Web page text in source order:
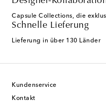
Capsule Collections, die
Schnelle Lieferung
Lieferung in über 130 Länder
Kundenservice
Kontakt